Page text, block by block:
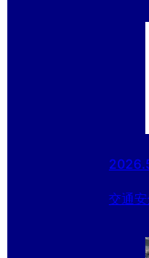
交通